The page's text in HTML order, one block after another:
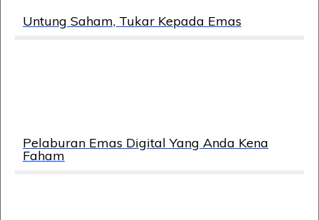
Untung Saham, Tukar Kepada Emas
Pelaburan Emas Digital Yang Anda Kena
Faham